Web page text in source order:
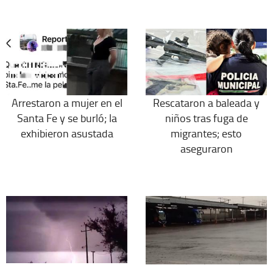
Arrestaron a mujer en el
Santa Fe y se burló; la
exhibieron asustada
Rescataron a baleada y
niños tras fuga de
migrantes; esto
aseguraron